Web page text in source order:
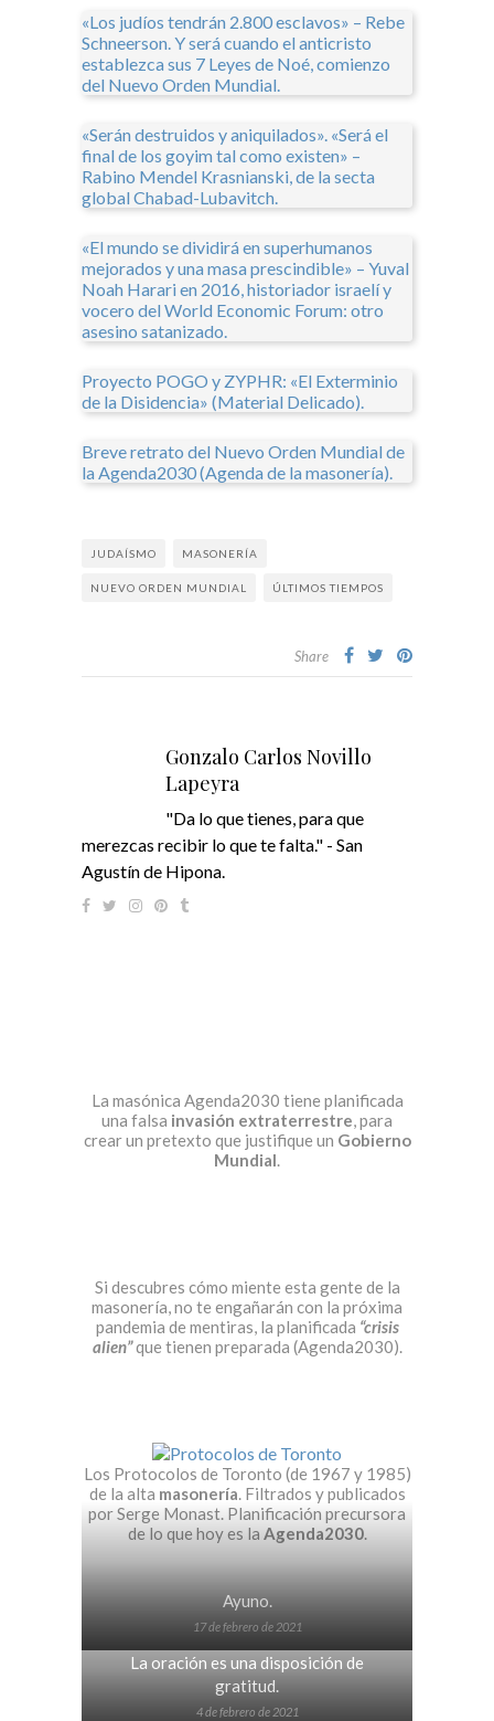
«Los judíos tendrán 2.800 esclavos» – Rebe
Schneerson. Y será cuando el anticristo
establezca sus 7 Leyes de Noé, comienzo
del Nuevo Orden Mundial.
«Serán destruidos y aniquilados». «Será el
final de los goyim tal como existen» –
Rabino Mendel Krasnianski, de la secta
global Chabad-Lubavitch.
«El mundo se dividirá en superhumanos
mejorados y una masa prescindible» – Yuval
Noah Harari en 2016, historiador israelí y
vocero del World Economic Forum: otro
asesino satanizado.
Proyecto POGO y ZYPHR: «El Exterminio
de la Disidencia» (Material Delicado).
Breve retrato del Nuevo Orden Mundial de
la Agenda2030 (Agenda de la masonería).
JUDAÍSMO MASONERÍA
NUEVO ORDEN MUNDIAL ÚLTIMOS TIEMPOS
Share
Gonzalo Carlos Novillo
Lapeyra
"Da lo que tienes, para que
merezcas recibir lo que te falta." - San
Agustín de Hipona.
La masónica Agenda2030 tiene planificada
una falsa invasión extraterrestre, para
crear un pretexto que justifique un Gobierno
Mundial.
Si descubres cómo miente esta gente de la
masonería, no te engañarán con la próxima
pandemia de mentiras, la planificada “crisis
alien”que tienen preparada (Agenda2030).
Los Protocolos de Toronto (de 1967 y 1985)
de la alta masonería. Filtrados y publicados
por Serge Monast. Planificación precursora
de lo que hoy es laAgenda2030.
Ayuno.
17 de febrero de 2021
La oración es una disposición de
gratitud.
4 de febrero de 2021